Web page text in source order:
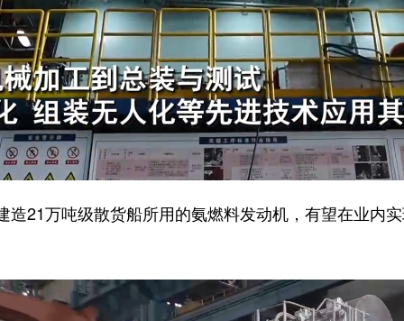
万吨级散货船所用的氨燃料发动机，有望在业内实